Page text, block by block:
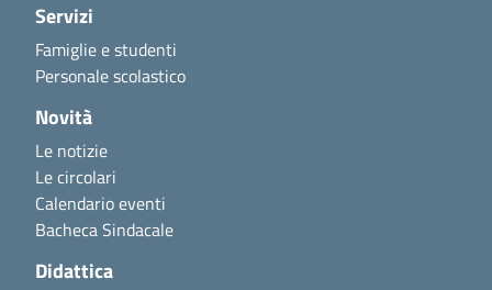
Servizi
Famiglie e studenti
Personale scolastico
Novità
Le notizie
Le circolari
Calendario eventi
Bacheca Sindacale
Didattica